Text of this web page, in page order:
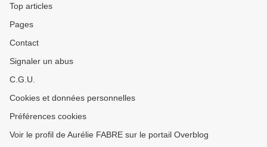
Top articles
Pages
Contact
Signaler un abus
C.G.U.
Cookies et données personnelles
Préférences cookies
Voir le profil de Aurélie FABRE sur le portail Overblog